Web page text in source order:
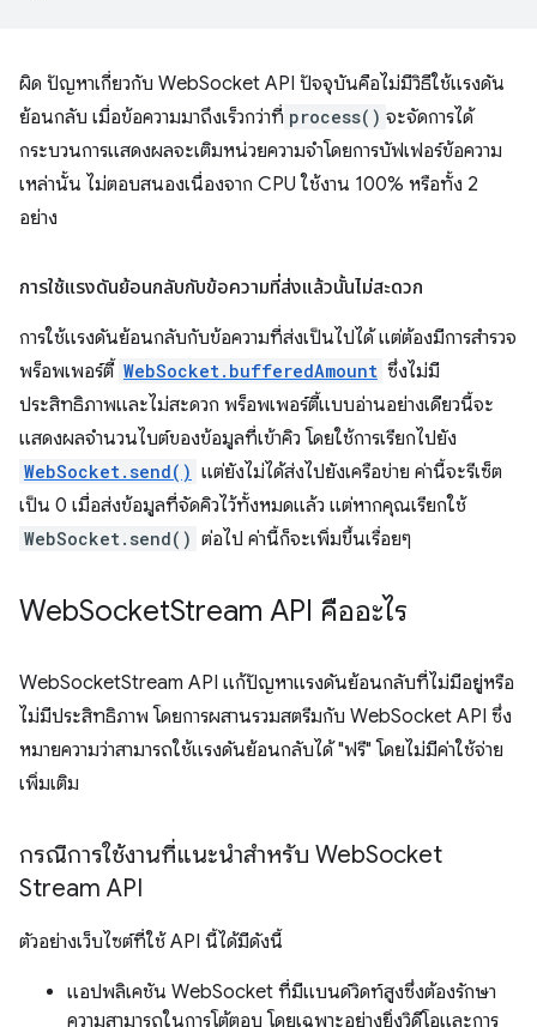
ผิด ปัญหาเกี่ยวกับ WebSocket API ปัจจุบันคือไม่มีวิธีใช้แรงดัน
ย้อนกลับ เมื่อข้อความมาถึงเร็วกว่าที่ process() จะจัดการได้
กระบวนการแสดงผลจะเติมหน่วยความจำโดยการบัฟเฟอร์ข้อความ
เหล่านั้น ไม่ตอบสนองเนื่องจาก CPU ใช้งาน 100% หรือทั้ง 2
อย่าง
การใช้แรงดันย้อนกลับกับข้อความที่ส่งแล้วนั้นไม่สะดวก
การใช้แรงดันย้อนกลับกับข้อความที่ส่งเป็นไปได้ แต่ต้องมีการสำรวจ
พร็อพเพอร์ตี้ WebSocket.bufferedAmount ซึ่งไม่มี
ประสิทธิภาพและไม่สะดวก พร็อพเพอร์ตี้แบบอ่านอย่างเดียวนี้จะ
แสดงผลจำนวนไบต์ของข้อมูลที่เข้าคิว โดยใช้การเรียกไปยัง
WebSocket.send() แต่ยังไม่ได้ส่งไปยังเครือข่าย ค่านี้จะรีเซ็ต
เป็น 0 เมื่อส่งข้อมูลที่จัดคิวไว้ทั้งหมดแล้ว แต่หากคุณเรียกใช้
WebSocket.send() ต่อไป ค่านี้ก็จะเพิ่มขึ้นเรื่อยๆ
WebSocketStream API คืออะไร
WebSocketStream API แก้ปัญหาแรงดันย้อนกลับที่ไม่มีอยู่หรือ
ไม่มีประสิทธิภาพ โดยการผสานรวมสตรีมกับ WebSocket API ซึ่ง
หมายความว่าสามารถใช้แรงดันย้อนกลับได้ "ฟรี" โดยไม่มีค่าใช้จ่าย
เพิ่มเติม
กรณีการใช้งานที่แนะนำสำหรับ WebSocket
Stream API
ตัวอย่างเว็บไซต์ที่ใช้ API นี้ได้มีดังนี้
แอปพลิเคชัน WebSocket ที่มีแบนด์วิดท์สูงซึ่งต้องรักษา
ความสามารถในการโต้ตอบ โดยเฉพาะอย่างยิ่งวิดีโอและการ